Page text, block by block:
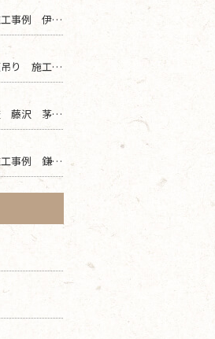
エアコン用穴あけ 施工事例 伊勢原 秦野 平塚 二宮 エリア
エアコン取り付け 天吊り 施工事例 海老名 厚木 大和 綾瀬 エリア
防犯カメラの現地調査 藤沢 茅ヶ崎 平塚 寒川 エリア
エアコン取り付け 施工事例 鎌倉 横浜 葉山 逗子 川崎 エリア